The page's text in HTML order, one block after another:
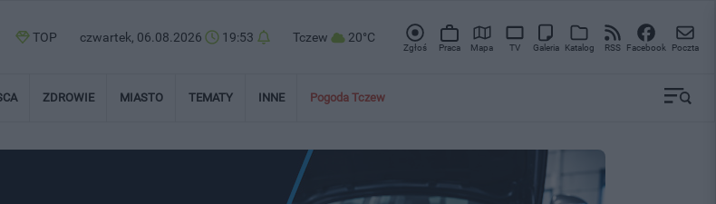
TOP czwartek, 06.08.2026 19:53 Tczew 20°C
Zgłoś Praca Mapa TV Galeria Katalog RSS Facebook Poczta
ZDROWIE MIASTO TEMATY INNE Pogoda Tczew